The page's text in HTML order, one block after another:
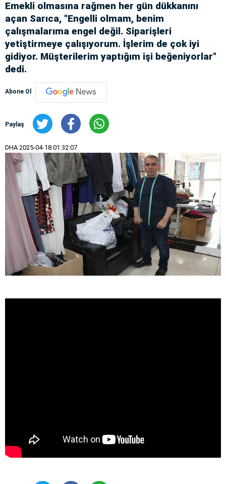
Emekli olmasına rağmen her gün dükkanını
açan Sarıca, "Engelli olmam, benim
çalışmalarıma engel değil. Siparişleri
yetiştirmeye çalışıyorum. İşlerim de çok iyi
gidiyor. Müşterilerim yaptığım işi beğeniyorlar"
dedi.
Abone Ol
Paylaş
DHA 2025-04-18 01:32:07